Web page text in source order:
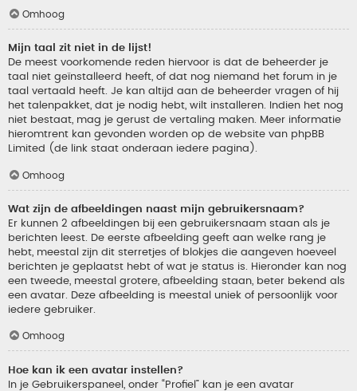
Omhoog
Mijn taal zit niet in de lijst!
De meest voorkomende reden hiervoor is dat de beheerder je
taal niet geïnstalleerd heeft, of dat nog niemand het forum in je
taal vertaald heeft. Je kan altijd aan de beheerder vragen of hij
het talenpakket, dat je nodig hebt, wilt installeren. Indien het nog
niet bestaat, mag je gerust de vertaling maken. Meer informatie
hieromtrent kan gevonden worden op de website van phpBB
Limited (de link staat onderaan iedere pagina).
Omhoog
Wat zijn de afbeeldingen naast mijn gebruikersnaam?
Er kunnen 2 afbeeldingen bij een gebruikersnaam staan als je
berichten leest. De eerste afbeelding geeft aan welke rang je
hebt, meestal zijn dit sterretjes of blokjes die aangeven hoeveel
berichten je geplaatst hebt of wat je status is. Hieronder kan nog
een tweede, meestal grotere, afbeelding staan, beter bekend als
een avatar. Deze afbeelding is meestal uniek of persoonlijk voor
iedere gebruiker.
Omhoog
Hoe kan ik een avatar instellen?
In je Gebruikerspaneel, onder “Profiel” kan je een avatar